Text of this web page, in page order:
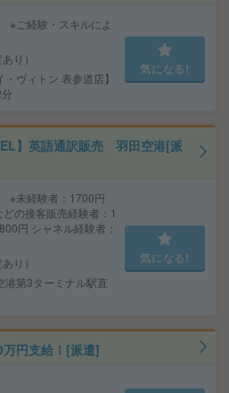
ご経験・スキルによ
り）
ヴィトン 表参道店】
気になる!
】英語通訳販売 羽田空港[派
※未経験者：1700円
の接客販売経験者：1
円 シャネル経験者：
り）
第3ターミナル駅直
気になる!
円支給！[派遣]